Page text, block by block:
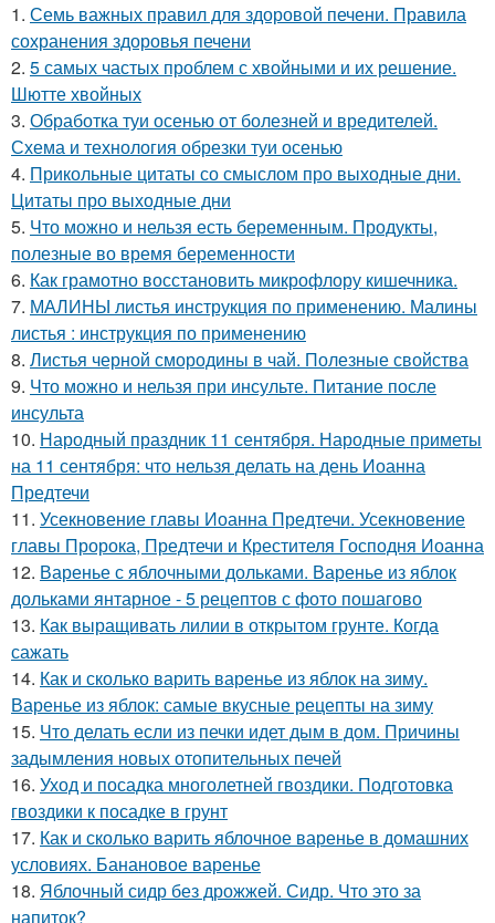
1. Семь важных правил для здоровой печени. Правила
сохранения здоровья печени
2. 5 самых частых проблем с хвойными и их решение.
Шютте хвойных
3. Обработка туи осенью от болезней и вредителей.
Схема и технология обрезки туи осенью
4. Прикольные цитаты со смыслом про выходные дни.
Цитаты про выходные дни
5. Что можно и нельзя есть беременным. Продукты,
полезные во время беременности
6. Как грамотно восстановить микрофлору кишечника.
7. МАЛИНЫ листья инструкция по применению. Малины
листья : инструкция по применению
8. Листья черной смородины в чай. Полезные свойства
9. Что можно и нельзя при инсульте. Питание после
инсульта
10. Народный праздник 11 сентября. Народные приметы
на 11 сентября: что нельзя делать на день Иоанна
Предтечи
11. Усекновение главы Иоанна Предтечи. Усекновение
главы Пророка, Предтечи и Крестителя Господня Иоанна
12. Варенье с яблочными дольками. Варенье из яблок
дольками янтарное - 5 рецептов с фото пошагово
13. Как выращивать лилии в открытом грунте. Когда
сажать
14. Как и сколько варить варенье из яблок на зиму.
Варенье из яблок: самые вкусные рецепты на зиму
15. Что делать если из печки идет дым в дом. Причины
задымления новых отопительных печей
16. Уход и посадка многолетней гвоздики. Подготовка
гвоздики к посадке в грунт
17. Как и сколько варить яблочное варенье в домашних
условиях. Банановое варенье
18. Яблочный сидр без дрожжей. Сидр. Что это за
напиток?